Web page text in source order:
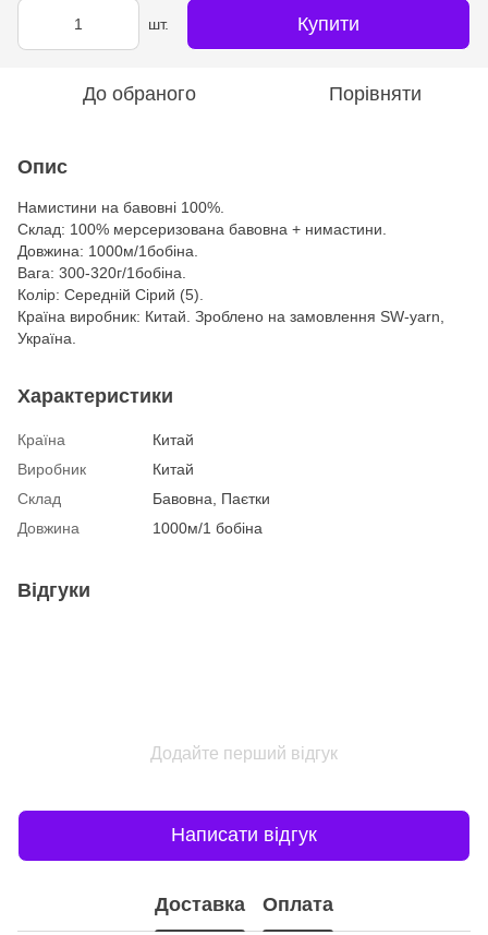
шт. Купити
До обраного Порівняти
Опис
Намистини на бавовні 100%.
Склад: 100% мерсеризована бавовна + нимастини.
Довжина: 1000м/1бобіна.
Вага: 300-320г/1бобіна.
Колір: Середній Сірий (5).
Країна виробник: Китай. Зроблено на замовлення SW-yarn,
Україна.
Характеристики
Країна
Китай
Виробник
Китай
Склад
Бавовна, Паєтки
Довжина
1000м/1 бобіна
Відгуки
Додайте перший відгук
Написати відгук
Доставка Оплата